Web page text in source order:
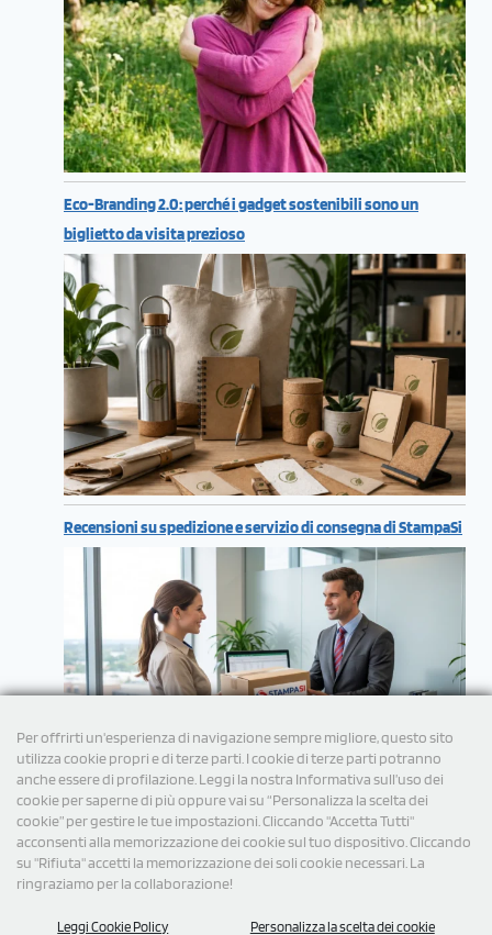
Per offrirti un'esperienza di navigazione sempre migliore, questo sito
utilizza cookie propri e di terze parti. I cookie di terze parti potranno
anche essere di profilazione. Leggi la nostra Informativa sull’uso dei
cookie per saperne di più oppure vai su “Personalizza la scelta dei
cookie” per gestire le tue impostazioni. Cliccando "Accetta Tutti"
acconsenti alla memorizzazione dei cookie sul tuo dispositivo. Cliccando
su "Rifiuta" accetti la memorizzazione dei soli cookie necessari. La
ringraziamo per la collaborazione!
Leggi Cookie Policy Personalizza la scelta dei cookie
Eco-Branding 2.0: perché i gadget sostenibili sono un
biglietto da visita prezioso
Recensioni su spedizione e servizio di consegna di StampaSi